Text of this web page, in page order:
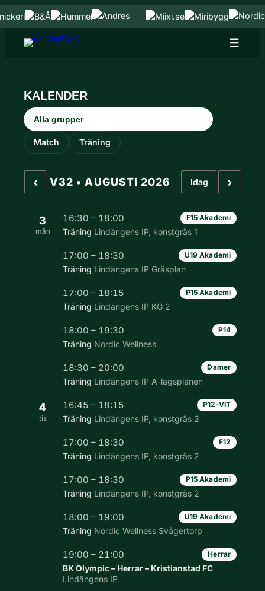
Hoppa till innehåll
Hoppa
till
innehåll
KALENDER
Grupp
Aktivitetstyp
Match Träning
‹ V32 • AUGUSTI 2026 Idag ›
3
mån
16:30 – 18:00 F15 Akademi
Träning Lindängens IP, konstgräs 1
17:00 – 18:30 U19 Akademi
Träning Lindängens IP Gräsplan
17:00 – 18:15 P15 Akademi
Träning Lindängens IP KG 2
18:00 – 19:30 P14
Träning Nordic Wellness
18:30 – 20:00 Damer
Träning Lindängens IP A-lagsplanen
4
tis
16:45 – 18:15 P12-VIT
Träning Lindängens IP, konstgräs 2
17:00 – 18:30 F12
Träning Lindängens IP, konstgräs 2
17:00 – 18:30 P15 Akademi
Träning Lindängens IP, konstgräs 2
18:00 – 19:00 U19 Akademi
Träning Nordic Wellness Svågertorp
19:00 – 21:00 Herrar
BK Olympic – Herrar – Kristianstad FC
Lindängens IP